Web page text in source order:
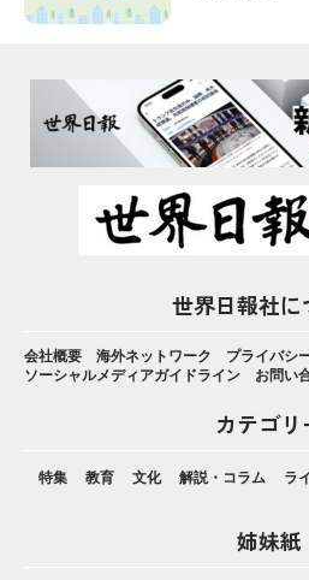
世界日報社に
会社概要 海外ネットワーク
プライバシ
ソーシャルメディアガイドライン
お問い
カテゴリ
特集 教育 文化 解説・コラム ラ
姉妹紙